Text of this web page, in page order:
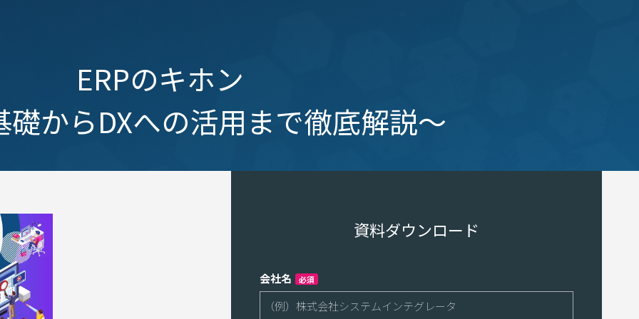
ERPのキホン
礎からDXへの活用まで徹底解説～
資料ダウンロード
会社名 必須